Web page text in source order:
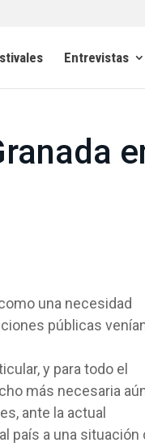
Entrevistas
una necesidad
públicas
y para todo el
más necesaria
ante la actual
país a una situación